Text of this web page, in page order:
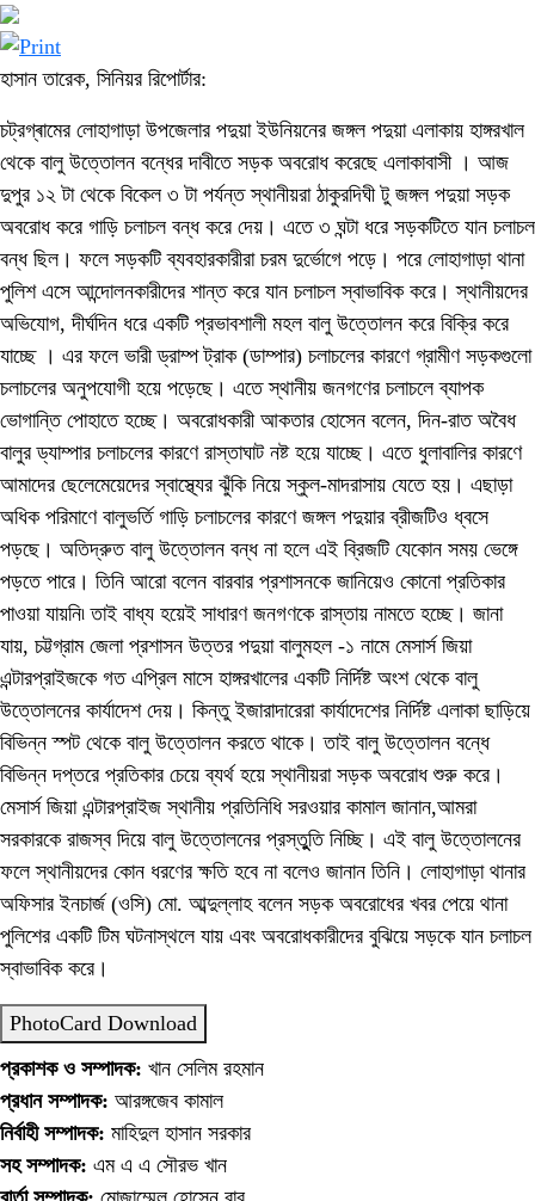
হাসান তারেক, সিনিয়র রিপোর্টার:
চট্রগ্ৰামের লোহাগাড়া উপজেলার পদুয়া ইউনিয়নের জঙ্গল পদুয়া এলাকায় হাঙ্গরখাল
থেকে বালু উত্তোলন বন্ধের দাবীতে সড়ক অবরোধ করেছে এলাকাবাসী । আজ
দুপুর ১২ টা থেকে বিকেল ৩ টা পর্যন্ত স্থানীয়রা ঠাকুরদিঘী টু জঙ্গল পদুয়া সড়ক
অবরোধ করে গাড়ি চলাচল বন্ধ করে দেয়। এতে ৩ ঘন্টা ধরে সড়কটিতে যান চলাচল
বন্ধ ছিল। ফলে সড়কটি ব্যবহারকারীরা চরম দুর্ভোগে পড়ে। পরে লোহাগাড়া থানা
পুলিশ এসে আন্দোলনকারীদের শান্ত করে যান চলাচল স্বাভাবিক করে। স্থানীয়দের
অভিযোগ, দীর্ঘদিন ধরে একটি প্রভাবশালী মহল বালু উত্তোলন করে বিক্রি করে
যাচ্ছে । এর ফলে ভারী ড্রাম্প ট্রাক (ডাম্পার) চলাচলের কারণে গ্রামীণ সড়কগুলো
চলাচলের অনুপযোগী হয়ে পড়েছে। এতে স্থানীয় জনগণের চলাচলে ব্যাপক
ভোগান্তি পোহাতে হচ্ছে। অবরোধকারী আকতার হোসেন বলেন, দিন-রাত অবৈধ
বালুর ড্যাম্পার চলাচলের কারণে রাস্তাঘাট নষ্ট হয়ে যাচ্ছে। এতে ধুলাবালির কারণে
আমাদের ছেলেমেয়েদের স্বাস্থ্যের ঝুঁকি নিয়ে স্কুল-মাদরাসায় যেতে হয়। এছাড়া
অধিক পরিমাণে বালুভর্তি গাড়ি চলাচলের কারণে জঙ্গল পদুয়ার ব্রীজটিও ধ্বসে
পড়ছে। অতিদ্রুত বালু উত্তোলন বন্ধ না হলে এই ব্রিজটি যেকোন সময় ভেঙ্গে
পড়তে পারে। তিনি আরো বলেন বারবার প্রশাসনকে জানিয়েও কোনো প্রতিকার
পাওয়া যায়নি৷ তাই বাধ্য হয়েই সাধারণ জনগণকে রাস্তায় নামতে হচ্ছে। জানা
যায়, চট্টগ্রাম জেলা প্রশাসন উত্তর পদুয়া বালুমহল -১ নামে মেসার্স জিয়া
এন্টারপ্রাইজকে গত এপ্রিল মাসে হাঙ্গরখালের একটি নির্দিষ্ট অংশ থেকে বালু
উত্তোলনের কার্যাদেশ দেয়। কিন্তু ইজারাদারেরা কার্যাদেশের নির্দিষ্ট এলাকা ছাড়িয়ে
বিভিন্ন স্পট থেকে বালু উত্তোলন করতে থাকে। তাই বালু উত্তোলন বন্ধে
বিভিন্ন দপ্তরে প্রতিকার চেয়ে ব্যর্থ হয়ে স্থানীয়রা সড়ক অবরোধ শুরু করে।
মেসার্স জিয়া এন্টারপ্রাইজ স্থানীয় প্রতিনিধি সরওয়ার কামাল জানান,আমরা
সরকারকে রাজস্ব দিয়ে বালু উত্তোলনের প্রস্তুুতি নিচ্ছি। এই বালু উত্তোলনের
ফলে স্থানীয়দের কোন ধরণের ক্ষতি হবে না বলেও জানান তিনি। লোহাগাড়া থানার
অফিসার ইনচার্জ (ওসি) মো. আব্দুল্লাহ বলেন সড়ক অবরোধের খবর পেয়ে থানা
পুলিশের একটি টিম ঘটনাস্থলে যায় এবং অবরোধকারীদের বুঝিয়ে সড়কে যান চলাচল
স্বাভাবিক করে।
PhotoCard Download
প্রকাশক ও সম্পাদক: খান সেলিম রহমান
প্রধান সম্পাদক: আরঙ্গজেব কামাল
নির্বাহী সম্পাদক: মাহিদুল হাসান সরকার
সহ সম্পাদক: এম এ এ সৌরভ খান